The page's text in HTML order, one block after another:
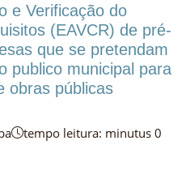
e Verificação do
(EAVCR) de pré-
que se pretendam
publico municipal para
obras públicas
tempo leitura: minutus 0